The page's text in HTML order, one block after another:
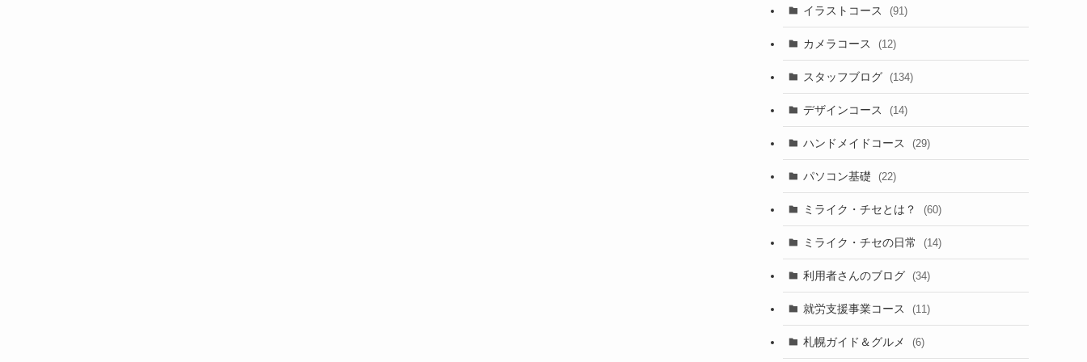
イラストコース (91)
カメラコース (12)
スタッフブログ (134)
デザインコース (14)
ハンドメイドコース (29)
パソコン基礎 (22)
ミライク・チセとは？ (60)
ミライク・チセの日常 (14)
利用者さんのブログ (34)
就労支援事業コース (11)
札幌ガイド＆グルメ (6)